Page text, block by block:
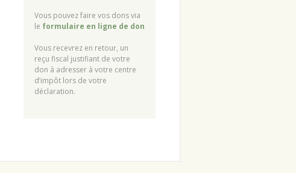
Vous pouvez faire vos dons via
le formulaire en ligne de don
Vous recevrez en retour, un
reçu fiscal justifiant de votre
don à adresser à votre centre
d’impôt lors de votre
déclaration.